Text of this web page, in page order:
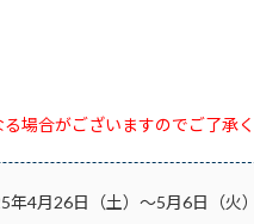
場合がございますのでご了承く
年4月26日（土）～5月6日（火）